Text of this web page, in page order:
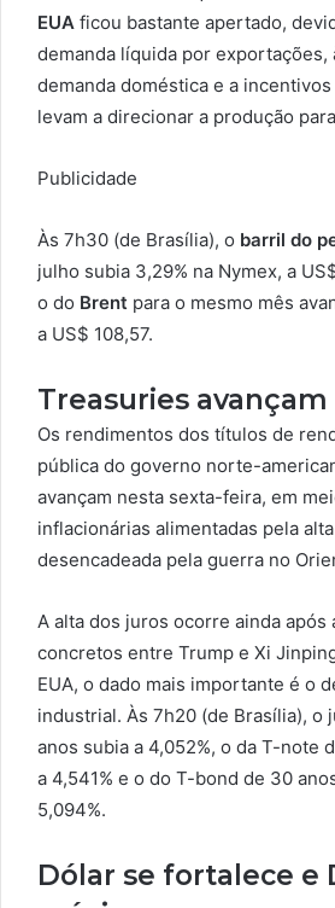
EUA ficou bastante apertado,
demanda líquida por exportações,
demanda doméstica e a
levam a direcionar a produção
Publicidade
Às 7h30 (de Brasília), o barril do
julho subia 3,29% na Nymex, a
o do Brent para o mesmo mês
a US$ 108,57.
Treasuries avançam
Os rendimentos dos títulos de
pública do governo norte-
avançam nesta sexta-feira, em
inflacionárias alimentadas pela
desencadeada pela guerra no
A alta dos juros ocorre ainda após
concretos entre Trump e Xi
EUA, o dado mais importante é o
industrial. Às 7h20 (de Brasília), o
anos subia a 4,052%, o da T-note
a 4,541% e o do T-bond de 30
5,094%.
Dólar se fortalece e